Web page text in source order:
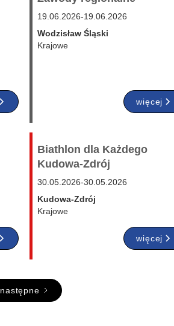
19.06.2026-19.06.2026
Wodzisław Śląski
Krajowe
więcej
Biathlon dla Każdego
Kudowa-Zdrój
30.05.2026-30.05.2026
Kudowa-Zdrój
Krajowe
więcej
następne